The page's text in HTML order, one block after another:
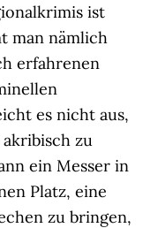
ist
man nämlich
erfahrenen
es nicht aus,
zu
ein Messer in
Platz, eine
zu bringen,